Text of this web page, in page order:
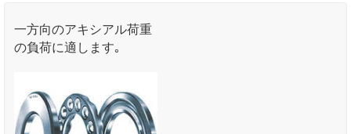
一方向のアキシアル荷重
の負荷に適します｡